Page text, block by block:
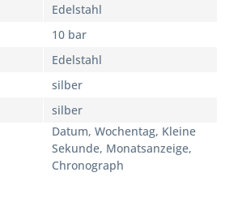
Edelstahl
10 bar
Edelstahl
silber
silber
Datum, Wochentag, Kleine
Sekunde, Monatsanzeige,
Chronograph